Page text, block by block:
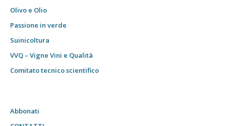
Olivo e Olio
Passione in verde
Suinicoltura
VVQ – Vigne Vini e Qualità
Comitato tecnico scientifico
Abbonati